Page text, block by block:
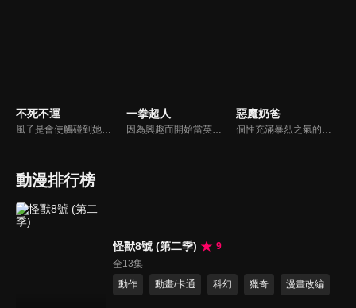
不死不運
風子是會使觸碰到她的人遭遇不幸事故的「不運」少女。擁有絕對不會死的不死之身的安迪，出現在因為自己的特異體質而一度打算尋短的風子面前。他為了藉由風子的力量獲得「真正的死」，決定與她一起行動。然而，鎖定像安迪和風子這種擁有異能之力的「否定者」下手的神秘組織「UNION」，卻出現在他們的面前。這是，兩人找尋著最棒的死亡的故事。
一拳超人
因為興趣而開始當英雄的男人——埼玉。在經過三年特訓之後，他得到了無敵的力量。然而，他實在是強過了頭，所以無論多厲害的對手，都被他一拳解決。「絕對強勢的力量，實在是很無聊。」在這種普通熱血的最強英雄面前，今天也出現新的敵蹤。今天可以讓他拿出認真的態度嗎！？
惡魔奶爸
個性充滿暴烈之氣的一年級生男鹿辰巳，被人號稱為『不敗傳說男』！他所念的高中也是充滿不良少年。某一天，他正在河邊與人開打時，居然在那裡撿到一個身上擁有強大電擊力的小嬰兒，而這個小嬰兒竟然是未來的魔王！甚至還有一位專屬侍女？這個侍女希爾德居然說他成為這個魔王的養父了！
動漫排行榜
怪獸8號 (第二季)
9
全13集
動作
動畫/卡通 科幻 獵奇 漫畫改編